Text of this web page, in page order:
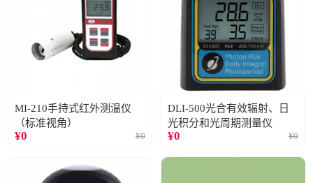
MI-210手持式红外测温仪
（标准视角）
¥0 ¥0
DLI-500光合有效辐射、日
光积分和光周期测量仪
¥0 ¥0